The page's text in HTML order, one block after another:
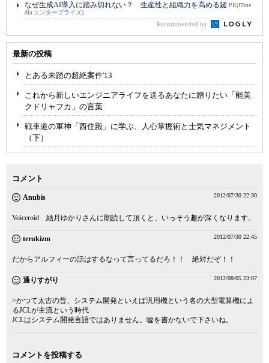
なぜ生成AI導入に踏み切れない？ 生産性と組織力を高める鍵 PR(ITme
dia エンタープライズ)
Recommended by
最新の投稿
とある未踏の超絶案件'13
これから新しいエンジニアライフを送るあなたに贈りたい「能美
クドリャフカ」の言葉
戦車道の軍神「西住殿」に学ぶ、人心掌握術と士気マネジメント
（下）
コメント
Anubis 2012/07/30 22:30
Voiceroid 結月ゆかりさんに朗読して頂くと、いっそう趣が深くなります。
terukizm 2012/07/30 22:45
だからアルフィーの話はするなって言ってるだろ！！ 絶対だぞ！！
通りすがり 2012/08/05 23:07
>かつて太古の昔、システム開発といえば汎用機という名の大型電算機によ
るJCLが主流という時代
JCLはシステム開発言語ではありません。嘘を書かないで下さいね。
コメントを投稿する